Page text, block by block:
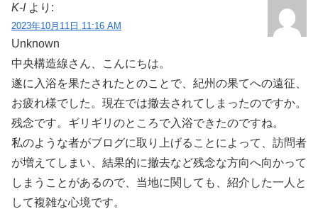
K-I より:
2023年10月11日 11:16 AM
Unknown
中央構造線さん、こんにちは。
遂に入浴を果たされたとのことで、紀州の果てへの遠征、
お疲れ様でした。現在では撤去されてしまったのですか。
残念です。ギリギリのところで入浴できたのですね。
私のような者がブログに取り上げることによって、訪問者
が増えてしまい、結果的に撤去など残念な方向へ向かって
しまうことがあるので、当地に関しても、紹介した一人と
して複雑な心境です。